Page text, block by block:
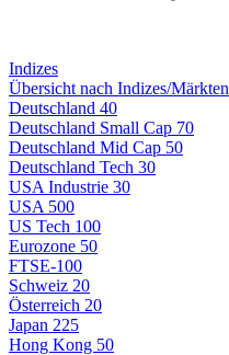
Indizes
Übersicht nach Indizes/Märkten
Deutschland 40
Deutschland Small Cap 70
Deutschland Mid Cap 50
Deutschland Tech 30
USA Industrie 30
USA 500
US Tech 100
Eurozone 50
FTSE-100
Schweiz 20
Österreich 20
Japan 225
Hong Kong 50